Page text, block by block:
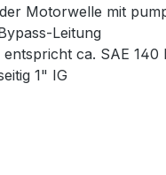
Motorwelle mit
Leitung
ca. SAE 140
1" IG